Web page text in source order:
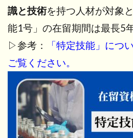
と2
号
違
い
3
背
景
と
必
要
識と技術を持つ人材が対象
能1号」の在留期間は最長5
▷参考：
「特定技能」につ
ご覧ください。